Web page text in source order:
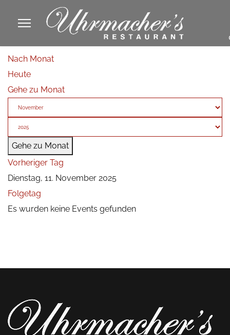
Nach Monat
Heute
Gehe zu Monat
Gehe zu Monat
Vorheriger Tag
Dienstag, 11. November 2025
Folgetag
Es wurden keine Events gefunden